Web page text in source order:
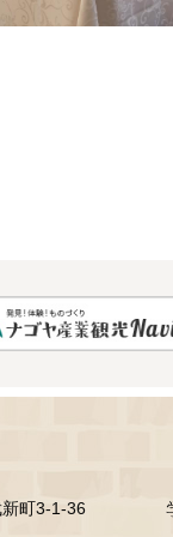
町3-1-36